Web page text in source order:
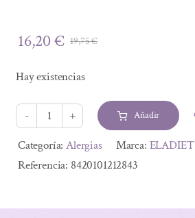
19,75€El
era:
19,75 €.
16,20€
El
es:
16,20 €.
Hay existencias
ALLERFIN
JARABE
SOL
Añadir
Alternative:
Categoría:Alergias Marca: ELADIET
Referencia: 8420101212843